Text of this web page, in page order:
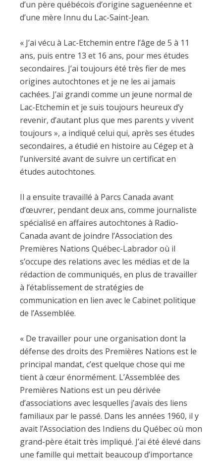
d’un père québécois d’origine saguenéenne et
d’une mère Innu du Lac-Saint-Jean.
« J’ai vécu à Lac-Etchemin entre l’âge de 5 à 11
ans, puis entre 13 et 16 ans, pour mes études
secondaires. J’ai toujours été très fier de mes
origines autochtones et je ne les ai jamais
cachées. J’ai grandi comme un jeune normal de
Lac-Etchemin et je suis toujours heureux d’y
revenir, d’autant plus que mes parents y vivent
toujours », a indiqué celui qui, après ses études
secondaires, a étudié en histoire au Cégep et à
l’université avant de suivre un certificat en
études autochtones.
Il a ensuite travaillé à Parcs Canada avant
d’œuvrer, pendant deux ans, comme journaliste
spécialisé en affaires autochtones à Radio-
Canada avant de joindre l’Association des
Premières Nations Québec-Labrador où il
s’occupe des relations avec les médias et de la
rédaction de communiqués, en plus de travailler
à l’établissement de stratégies de
communication en lien avec le Cabinet politique
de l’Assemblée.
« De travailler pour une organisation dont la
défense des droits des Premières Nations est le
principal mandat, c’est quelque chose qui me
tient à cœur énormément. L’Assemblée des
Premières Nations est un peu dérivée
d’associations avec lesquelles j’avais des liens
familiaux par le passé. Dans les années 1960, il y
avait l’Association des Indiens du Québec où mon
grand-père était très impliqué. J’ai été élevé dans
une famille qui mettait beaucoup d’importance